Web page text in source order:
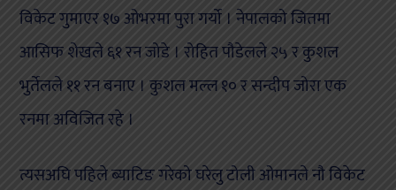
विकेट गुमाएर १७ ओभरमा पुरा गर्यो । नेपालको जितमा
आसिफ शेखले ६१ रन जोडे । रोहित पौडेलले २५ र कुशल
भुर्तेलले ११ रन बनाए । कुशल मल्ल १० र सन्दीप जोरा एक
रनमा अविजित रहे ।
त्यसअघि पहिले ब्याटिङ गरेको घरेलु टोली ओमानले नौ विकेट